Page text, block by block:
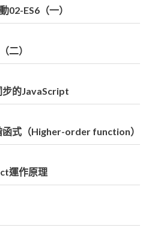
02-ES6（一）
二）
步的JavaScript
式（Higher-order function）
運作原理